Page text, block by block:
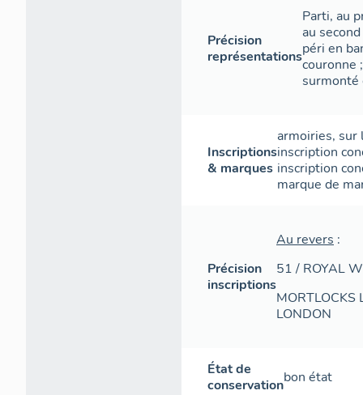
Précision
représentations
Parti, au
au
péri en
couronne
surmonté
Inscriptions
& marques
armoiries, sur
inscription
inscription
marque de
Précision
inscriptions
Au revers :
51 / ROYAL
MORTLOCKS
LONDON
État de
conservationbon état